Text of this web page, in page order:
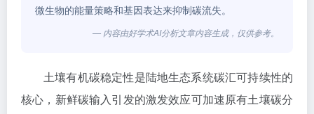
微生物的能量策略和基因表达来抑制碳流失。
— 内容由好学术AI分析文章内容生成，仅供参考。
土壤有机碳稳定性是陆地生态系统碳汇可持续性的
核心，新鲜碳输入引发的激发效应可加速原有土壤碳分